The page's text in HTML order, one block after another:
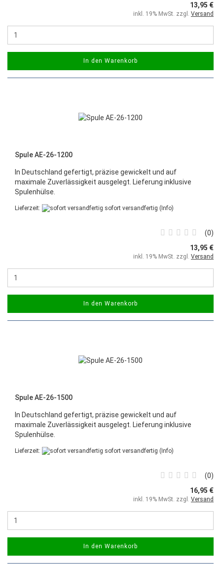
13,95 €
inkl. 19% MwSt. zzgl. Versand
In den Warenkorb
Spule AE-26-1200
In Deutschland gefertigt, präzise gewickelt und auf
maximale Zuverlässigkeit ausgelegt. Lieferung inklusive
Spulenhülse.
Lieferzeit: sofort versandfertig (Info)
0
13,95 €
inkl. 19% MwSt. zzgl. Versand
In den Warenkorb
Spule AE-26-1500
In Deutschland gefertigt, präzise gewickelt und auf
maximale Zuverlässigkeit ausgelegt. Lieferung inklusive
Spulenhülse.
Lieferzeit: sofort versandfertig (Info)
0
16,95 €
inkl. 19% MwSt. zzgl. Versand
In den Warenkorb